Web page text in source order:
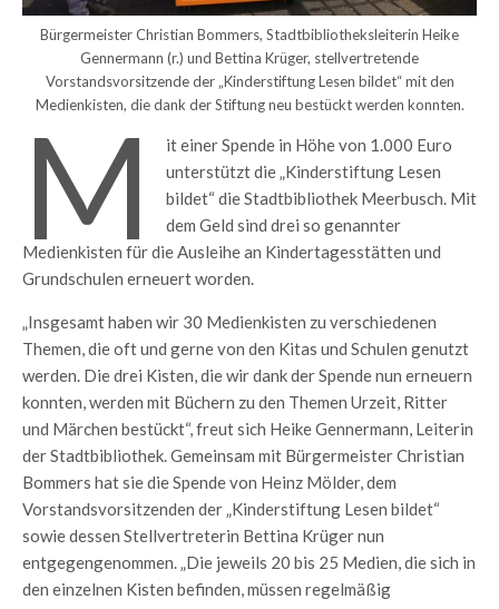
Bürgermeister Christian Bommers, Stadtbibliotheksleiterin Heike
Gennermann (r.) und Bettina Krüger, stellvertretende
Vorstandsvorsitzende der „Kinderstiftung Lesen bildet“ mit den
Medienkisten, die dank der Stiftung neu bestückt werden konnten.
M
it einer Spende in Höhe von 1.000 Euro
unterstützt die „Kinderstiftung Lesen
bildet“ die Stadtbibliothek Meerbusch. Mit
dem Geld sind drei so genannter
Medienkisten für die Ausleihe an Kindertagesstätten und
Grundschulen erneuert worden.
„Insgesamt haben wir 30 Medienkisten zu verschiedenen
Themen, die oft und gerne von den Kitas und Schulen genutzt
werden. Die drei Kisten, die wir dank der Spende nun erneuern
konnten, werden mit Büchern zu den Themen Urzeit, Ritter
und Märchen bestückt“, freut sich Heike Gennermann, Leiterin
der Stadtbibliothek. Gemeinsam mit Bürgermeister Christian
Bommers hat sie die Spende von Heinz Mölder, dem
Vorstandsvorsitzenden der „Kinderstiftung Lesen bildet“
sowie dessen Stellvertreterin Bettina Krüger nun
entgegengenommen. „Die jeweils 20 bis 25 Medien, die sich in
den einzelnen Kisten befinden, müssen regelmäßig